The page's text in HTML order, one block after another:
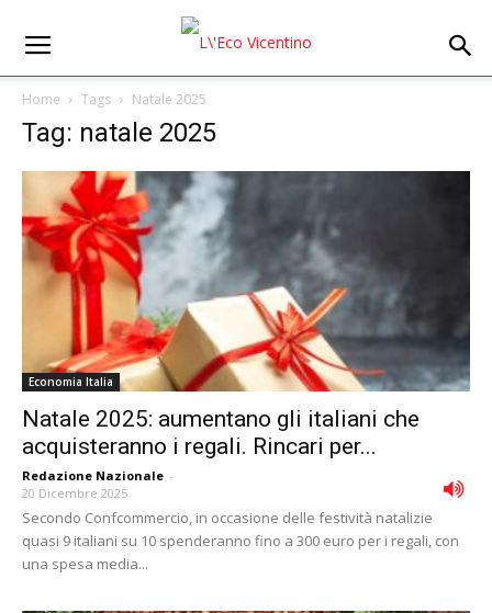
Home Tags Natale 2025
Tag: natale 2025
Economia Italia
Natale 2025: aumentano gli italiani che
acquisteranno i regali. Rincari per...
Redazione Nazionale -
20 Dicembre 2025
Secondo Confcommercio, in occasione delle festività natalizie
quasi 9 italiani su 10 spenderanno fino a 300 euro per i regali, con
una spesa media...